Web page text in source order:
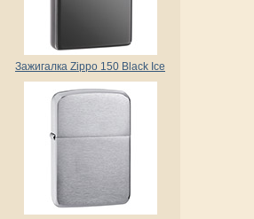
Зажигалка Zippo 150 Black Ice